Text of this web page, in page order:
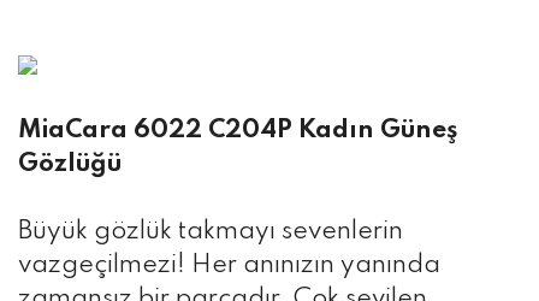
MiaCara 6022 C204P Kadın Güneş
Gözlüğü
Büyük gözlük takmayı sevenlerin
vazgeçilmezi! Her anınızın yanında